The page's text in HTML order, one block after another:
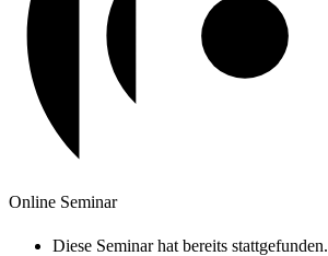
Online Seminar
Diese Seminar hat bereits stattgefunden.